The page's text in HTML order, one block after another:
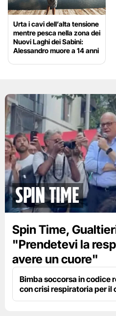
Urta i cavi dell’alta tensione
mentre pesca nella zona dei
Nuovi Laghi dei Sabini:
Alessandro muore a 14 anni
spin time
Spin Time,
"Prendetevi la
avere un cuore"
Bimba soccorsa in codice
con crisi respiratoria per il